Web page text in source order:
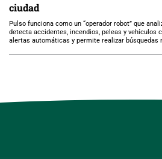
ciudad
Pulso funciona como un “operador robot” que
detecta accidentes, incendios, peleas y vehículos
alertas automáticas y permite realizar búsquedas